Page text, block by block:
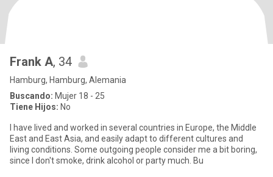
Frank A, 34
Hamburg, Hamburg, Alemania
Buscando: Mujer 18 - 25
Tiene Hijos: No
I have lived and worked in several countries in Europe, the Middle
East and East Asia, and easily adapt to different cultures and
living conditions. Some outgoing people consider me a bit boring,
since I don't smoke, drink alcohol or party much. Bu